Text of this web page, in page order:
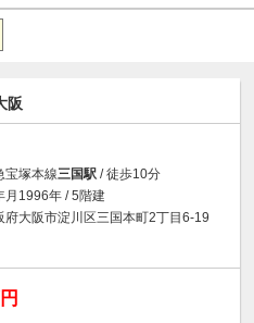
阪
宝塚本線三国駅 / 徒歩10分
月1996年 / 5階建
府大阪市淀川区三国本町2丁目6-19